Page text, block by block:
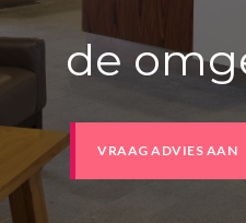
de
VRAAG ADVIES AAN